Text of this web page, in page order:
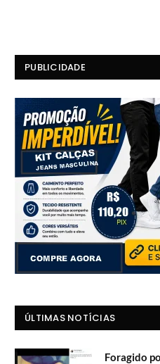
PUBLICIDADE
ÚLTIMAS NOTÍCIAS
Foragido